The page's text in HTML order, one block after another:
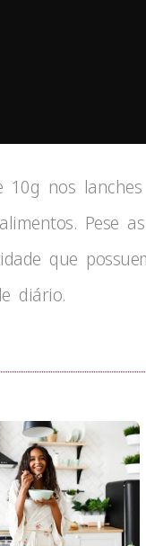
10g nos
Pese
que
diário.